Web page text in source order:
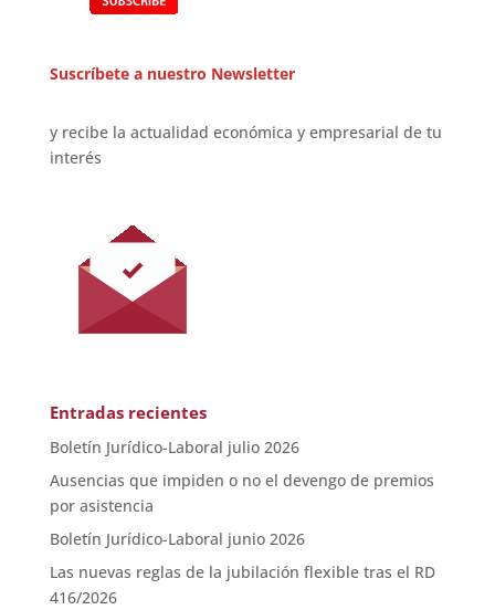
Suscríbete a nuestro Newsletter
y recibe la actualidad económica y empresarial de tu
interés
Entradas recientes
Boletín Jurídico-Laboral julio 2026
Ausencias que impiden o no el devengo de premios
por asistencia
Boletín Jurídico-Laboral junio 2026
Las nuevas reglas de la jubilación flexible tras el RD
416/2026